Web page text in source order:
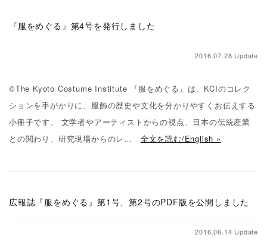
『服をめぐる』第4号を発行しました
2016.07.28 Update
©The Kyoto Costume Institute 『服をめぐる』は、KCIのコレク
ションを手がかりに、服飾の歴史や文化を分かりやすくお伝えする
小冊子です。 文学者やアーティストからの視点、日本の伝統産業
との関わり、研究現場からのレ… 全文を読む/English »
広報誌『服をめぐる』第1号、第2号のPDF版を公開しました
2016.06.14 Update